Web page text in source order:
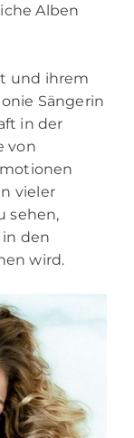
Alben
und ihrem
Sängerin
in der
von
vieler
sehen,
den
wird.